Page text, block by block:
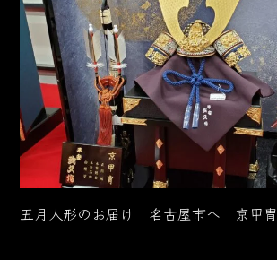
五月人形のお届け 名古屋市へ 京甲冑